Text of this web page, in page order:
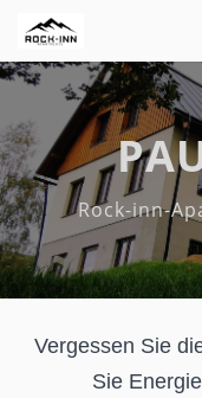
Rock-inn-
Vergessen Sie
Sie